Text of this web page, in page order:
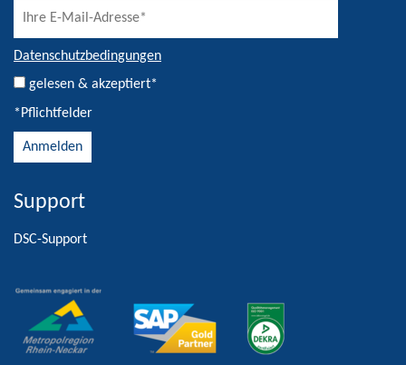
Datenschutzbedingungen
gelesen & akzeptiert*
*Pflichtfelder
Alternative:
Support
DSC-Support